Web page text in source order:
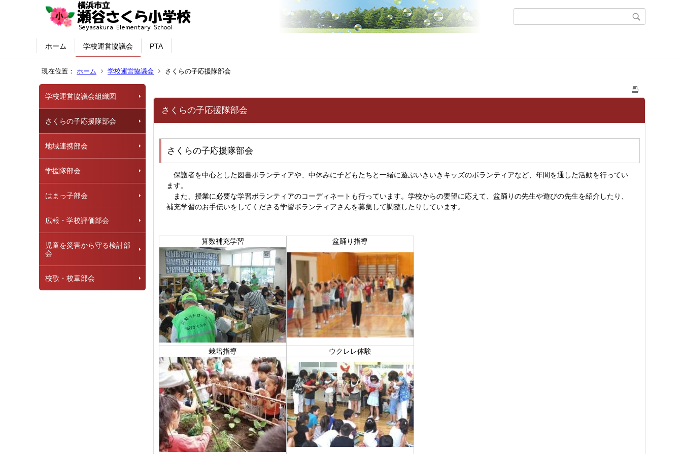
ホーム 学校運営協議会 PTA
現在位置： ホーム 学校運営協議会 さくらの子応援隊部会
学校運営協議会組織図
さくらの子応援隊部会
地域連携部会
学援隊部会
はまっ子部会
広報・学校評価部会
児童を災害から守る検討部
会
校歌・校章部会
さくらの子応援隊部会
さくらの子応援隊部会
保護者を中心とした図書ボランティアや、中休みに子どもたちと一緒に遊ぶいきいきキッズのボランティアなど、年間を通した活動を行ってい
ます。
また、授業に必要な学習ボランティアのコーディネートも行っています。学校からの要望に応えて、盆踊りの先生や遊びの先生を紹介したり、
補充学習のお手伝いをしてくださる学習ボランティアさんを募集して調整したりしています。
算数補充学習 盆踊り指導
栽培指導 ウクレレ体験